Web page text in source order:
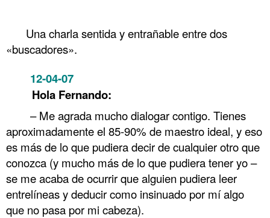
Una charla sentida y entrañable entre dos
«buscadores».
12-04-07
Hola Fernando:
– Me agrada mucho dialogar contigo. Tienes
aproximadamente el 85-90% de maestro ideal, y eso
es más de lo que pudiera decir de cualquier otro que
conozca (y mucho más de lo que pudiera tener yo –
se me acaba de ocurrir que alguien pudiera leer
entrelíneas y deducir como insinuado por mí algo
que no pasa por mi cabeza).